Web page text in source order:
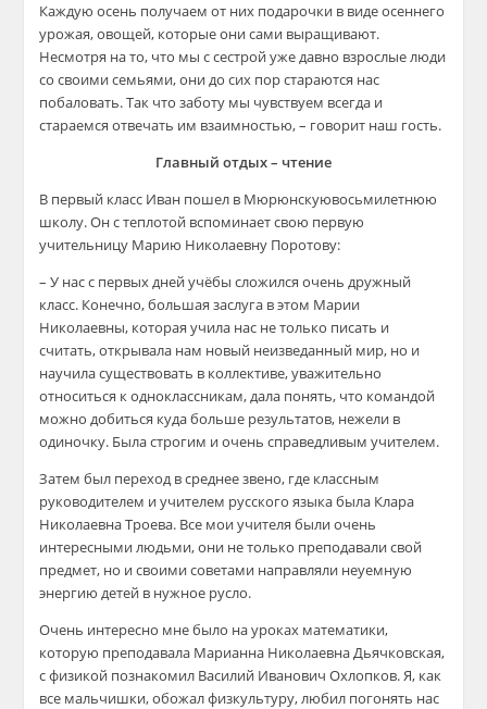
Каждую осень получаем от них подарочки в виде осеннего
урожая, овощей, которые они сами выращивают.
Несмотря на то, что мы с сестрой уже давно взрослые люди
со своими семьями, они до сих пор стараются нас
побаловать. Так что заботу мы чувствуем всегда и
стараемся отвечать им взаимностью, – говорит наш гость.
Главный отдых – чтение
В первый класс Иван пошел в Мюрюнскуювосьмилетнюю
школу. Он с теплотой вспоминает свою первую
учительницу Марию Николаевну Поротову:
– У нас с первых дней учёбы сложился очень дружный
класс. Конечно, большая заслуга в этом Марии
Николаевны, которая учила нас не только писать и
считать, открывала нам новый неизведанный мир, но и
научила существовать в коллективе, уважительно
относиться к одноклассникам, дала понять, что командой
можно добиться куда больше результатов, нежели в
одиночку. Была строгим и очень справедливым учителем.
Затем был переход в среднее звено, где классным
руководителем и учителем русского языка была Клара
НиколаевнаТроева. Все мои учителя были очень
интересными людьми, они не только преподавали свой
предмет, но и своими советами направляли неуемную
энергию детей в нужное русло.
Очень интересно мне было на уроках математики,
которую преподавала Марианна Николаевна Дьячковская,
с физикой познакомил Василий Иванович Охлопков. Я, как
все мальчишки, обожал физкультуру, любил погонять нас